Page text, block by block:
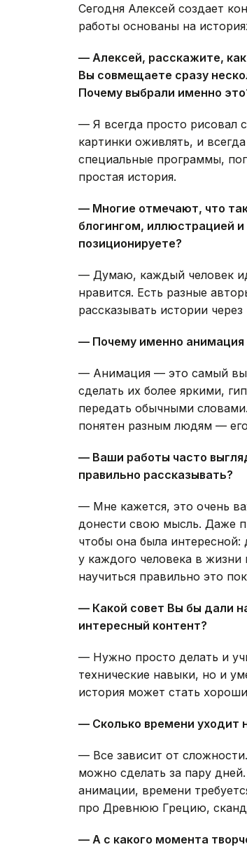
Сегодня Алексей создает
работы основаны на
— Алексей, расскажите,
Вы совмещаете сразу
Почему выбрали именно
— Я всегда просто рисовал
картинки оживлять, и
специальные программы,
простая история.
— Многие отмечают, что
блогингом, иллюстрацией
позиционируете?
— Думаю, каждый человек
нравится. Есть разные
рассказывать истории
— Почему именно
— Анимация — это самый
сделать их более яркими,
передать обычными
понятен разным людям —
— Ваши работы часто
правильно рассказывать?
— Мне кажется, это очень
донести свою мысль. Даже
чтобы она была
у каждого человека в
научиться правильно это
— Какой совет Вы бы дали
интересный контент?
— Нужно просто делать и
технические навыки, но и
история может стать
— Сколько времени уходит
— Все зависит от
можно сделать за пару
анимации, времени
про Древнюю Грецию,
— А с какого момента